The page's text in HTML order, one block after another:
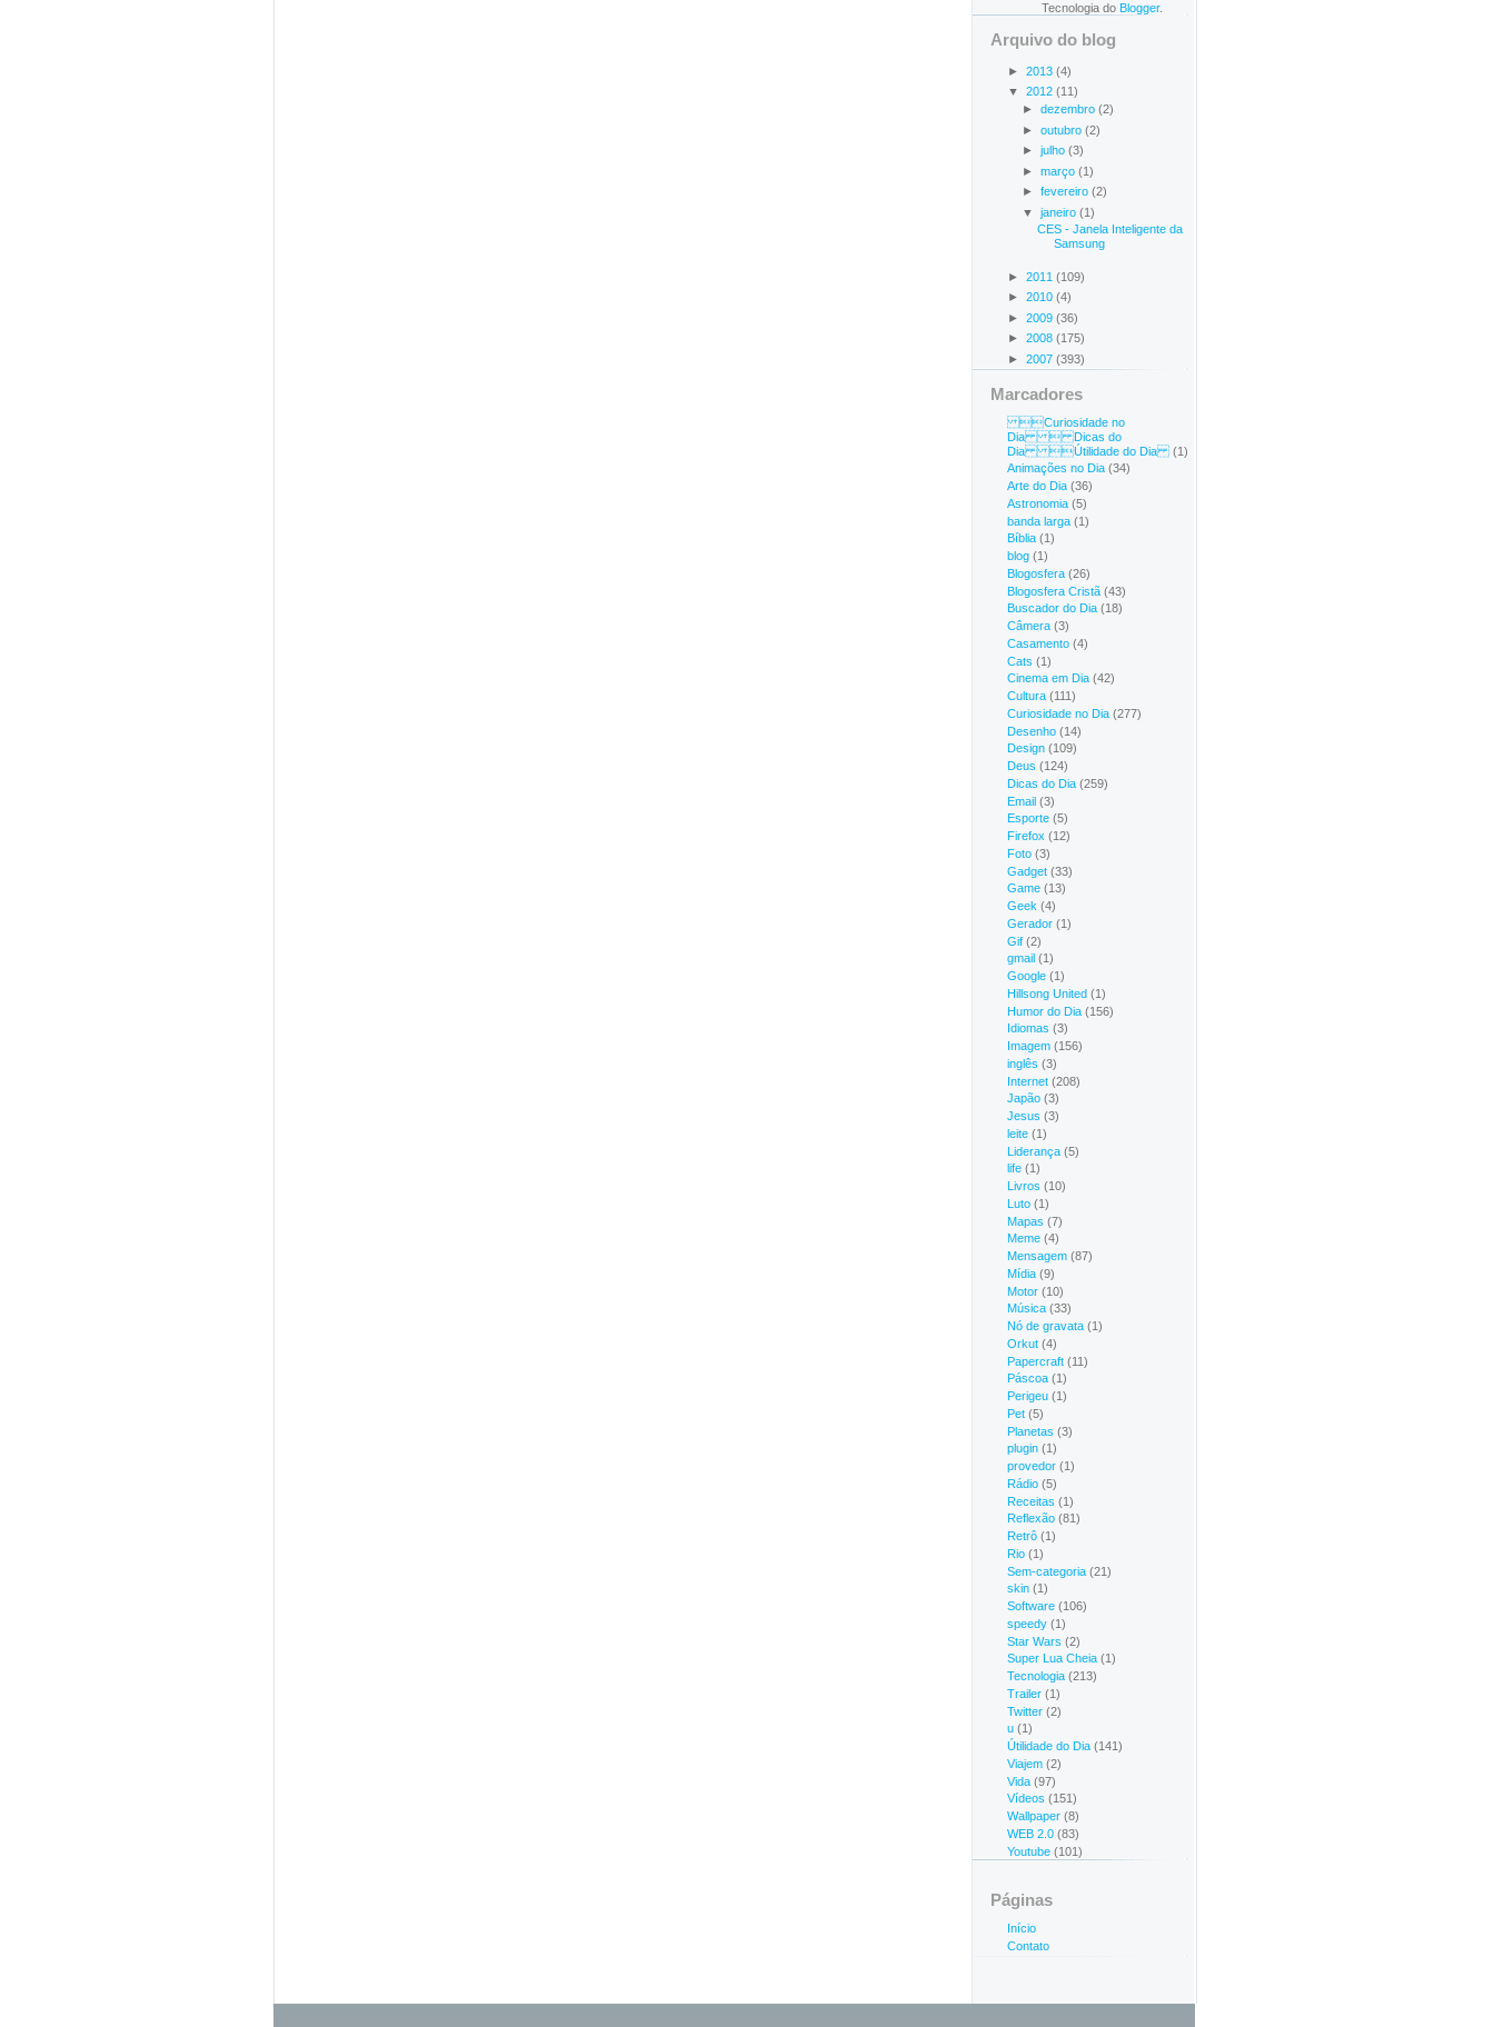
Tecnologia do Blogger.
Arquivo do blog
► 2013 (4)
▼ 2012 (11)
►dezembro(2)
►outubro(2)
►julho(3)
►março(1)
►fevereiro(2)
▼janeiro(1)
CES - Janela Inteligente da
Samsung
► 2011 (109)
► 2010 (4)
► 2009 (36)
► 2008 (175)
► 2007 (393)
Marcadores
Curiosidade no
Dia  Dicas do
Dia Útilidade do Dia (1)
Animações no Dia (34)
Arte do Dia (36)
Astronomia (5)
banda larga (1)
Bíblia (1)
blog (1)
Blogosfera (26)
Blogosfera Cristã (43)
Buscador do Dia (18)
Câmera (3)
Casamento (4)
Cats (1)
Cinema em Dia (42)
Cultura (111)
Curiosidade no Dia (277)
Desenho (14)
Design (109)
Deus (124)
Dicas do Dia (259)
Email (3)
Esporte (5)
Firefox (12)
Foto (3)
Gadget (33)
Game (13)
Geek (4)
Gerador (1)
Gif (2)
gmail (1)
Google (1)
Hillsong United (1)
Humor do Dia (156)
Idiomas (3)
Imagem (156)
inglês (3)
Internet (208)
Japão (3)
Jesus (3)
leite (1)
Liderança (5)
life (1)
Livros (10)
Luto (1)
Mapas (7)
Meme (4)
Mensagem (87)
Mídia (9)
Motor (10)
Música (33)
Nó de gravata (1)
Orkut (4)
Papercraft (11)
Páscoa (1)
Perigeu (1)
Pet (5)
Planetas (3)
plugin (1)
provedor (1)
Rádio (5)
Receitas (1)
Reflexão (81)
Retrô (1)
Rio (1)
Sem-categoria (21)
skin (1)
Software (106)
speedy (1)
Star Wars (2)
Super Lua Cheia (1)
Tecnologia (213)
Trailer (1)
Twitter (2)
u (1)
Útilidade do Dia (141)
Viajem (2)
Vida (97)
Vídeos (151)
Wallpaper (8)
WEB 2.0 (83)
Youtube (101)
Páginas
Início
Contato